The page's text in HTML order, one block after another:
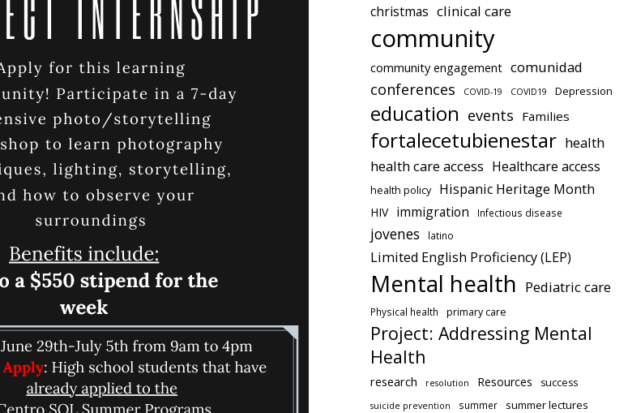
christmas clinical care
community
community engagement comunidad
conferences COVID-19 COVID19 Depression
education events Families
fortalecetubienestar health
health care access Healthcare access
health policy Hispanic Heritage Month
HIV immigration Infectious disease
jovenes latino
Limited English Proficiency (LEP)
Mental health Pediatric care
Physical health primary care
Project: Addressing Mental
Health
research resolution Resources success
suicide prevention summer summer lectures